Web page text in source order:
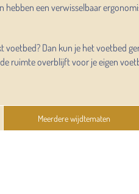
hebben een verwisselbaar
voetbed? Dan kun je het voetbed
ruimte overblijft voor je eigen
Meerdere wijdtematen